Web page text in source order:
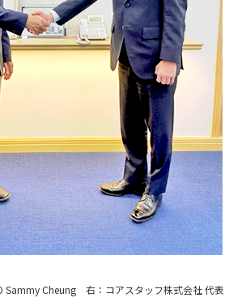
Sammy Cheung 右：コアスタッフ株式会社 代表